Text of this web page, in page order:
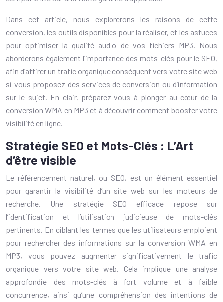
Dans cet article, nous explorerons les raisons de cette
conversion, les outils disponibles pour la réaliser, et les astuces
pour optimiser la qualité audio de vos fichiers MP3. Nous
aborderons également l’importance des mots-clés pour le SEO,
afin d’attirer un trafic organique conséquent vers votre site web
si vous proposez des services de conversion ou d’information
sur le sujet. En clair, préparez-vous à plonger au cœur de la
conversion WMA en MP3 et à découvrir comment booster votre
visibilité en ligne.
Stratégie SEO et Mots-Clés : L’Art
d’être visible
Le référencement naturel, ou SEO, est un élément essentiel
pour garantir la visibilité d’un site web sur les moteurs de
recherche. Une stratégie SEO efficace repose sur
l’identification et l’utilisation judicieuse de mots-clés
pertinents. En ciblant les termes que les utilisateurs emploient
pour rechercher des informations sur la conversion WMA en
MP3, vous pouvez augmenter significativement le trafic
organique vers votre site web. Cela implique une analyse
approfondie des mots-clés à fort volume et à faible
concurrence, ainsi qu’une compréhension des intentions de